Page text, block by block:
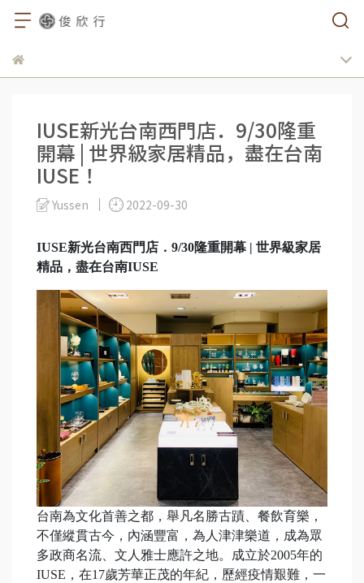
IUSE新光台南西門店．9/30隆重
開幕 | 世界級家居精品，盡在台南
IUSE！
Yussen 2022-09-30
IUSE新光台南西門店．9/30隆重開幕 | 世界級家居
精品，盡在台南IUSE
台南為文化首善之都，舉凡名勝古蹟、餐飲育樂，
不僅縱貫古今，內涵豐富，為人津津樂道，成為眾
多政商名流、文人雅士應許之地。成立於2005年的
IUSE，在17歲芳華正茂的年紀，歷經疫情艱難，一